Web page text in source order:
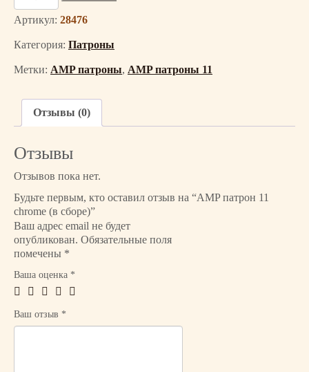
л
ч
е
о
о
в
р
а
A
п
а
т
р
Артикул: 28476
Категория: Патроны
Метки: AMP патроны, AMP патроны 11
Отзывы (0)
Отзывы
Отзывов пока нет.
Будьте первым, кто оставил отзыв на “AMP патрон 11
chrome (в сборе)”
Ваш адрес email не будет
опубликован. Обязательные поля
помечены *
Ваша оценка *
Ваш отзыв *